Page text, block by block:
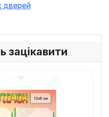
дверей
зацікавити